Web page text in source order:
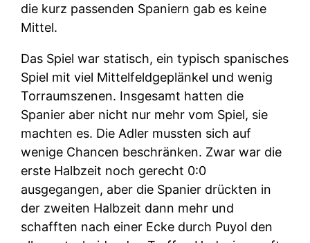
die kurz passenden Spaniern gab es keine
Mittel.
Das Spiel war statisch, ein typisch spanisches
Spiel mit viel Mittelfeldgeplänkel und wenig
Torraumszenen. Insgesamt hatten die
Spanier aber nicht nur mehr vom Spiel, sie
machten es. Die Adler mussten sich auf
wenige Chancen beschränken. Zwar war die
erste Halbzeit noch gerecht 0:0
ausgegangen, aber die Spanier drückten in
der zweiten Halbzeit dann mehr und
schafften nach einer Ecke durch Puyol den